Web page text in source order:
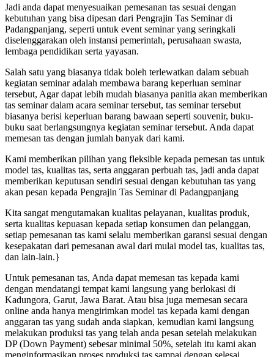
Jadi anda dapat menyesuaikan pemesanan tas sesuai dengan
kebutuhan yang bisa dipesan dari Pengrajin Tas Seminar di
Padangpanjang, seperti untuk event seminar yang seringkali
diselenggarakan oleh instansi pemerintah, perusahaan swasta,
lembaga pendidikan serta yayasan.
Salah satu yang biasanya tidak boleh terlewatkan dalam sebuah
kegiatan seminar adalah membawa barang keperluan seminar
tersebut, Agar dapat lebih mudah biasanya panitia akan memberikan
tas seminar dalam acara seminar tersebut, tas seminar tersebut
biasanya berisi keperluan barang bawaan seperti souvenir, buku-
buku saat berlangsungnya kegiatan seminar tersebut. Anda dapat
memesan tas dengan jumlah banyak dari kami.
Kami memberikan pilihan yang fleksible kepada pemesan tas untuk
model tas, kualitas tas, serta anggaran perbuah tas, jadi anda dapat
memberikan keputusan sendiri sesuai dengan kebutuhan tas yang
akan pesan kepada Pengrajin Tas Seminar di Padangpanjang
Kita sangat mengutamakan kualitas pelayanan, kualitas produk,
serta kualitas kepuasan kepada setiap konsumen dan pelanggan,
setiap pemesanan tas kami selalu memberikan garansi sesuai dengan
kesepakatan dari pemesanan awal dari mulai model tas, kualitas tas,
dan lain-lain.}
Untuk pemesanan tas, Anda dapat memesan tas kepada kami
dengan mendatangi tempat kami langsung yang berlokasi di
Kadungora, Garut, Jawa Barat. Atau bisa juga memesan secara
online anda hanya mengirimkan model tas kepada kami dengan
anggaran tas yang sudah anda siapkan, kemudian kami langsung
melakukan produksi tas yang telah anda pesan setelah melakukan
DP (Down Payment) sebesar minimal 50%, setelah itu kami akan